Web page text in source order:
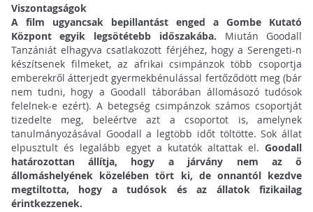
Viszontagságok
A film ugyancsak bepillantást enged a Gombe Kutató
Központ egyik legsötétebb időszakába. Miután Goodall
Tanzániát elhagyva csatlakozott férjéhez, hogy a Serengeti-n
készítsenek filmeket, az afrikai csimpánzok több csoportja
emberekről átterjedt gyermekbénulással fertőződött meg (bár
nem tudni, hogy a Goodall táborában állomásozó tudósok
felelnek-e ezért). A betegség csimpánzok számos csoportját
tizedelte meg, beleértve azt a csoportot is, amelynek
tanulmányozásával Goodall a legtöbb időt töltötte. Sok állat
elpusztult és legalább egyet a kutatók altattak el.Goodall
határozottan állítja, hogy a járvány nem az ő
állomáshelyének közelében tört ki, de onnantól kezdve
megtiltotta, hogy a tudósok és az állatok fizikailag
érintkezzenek.